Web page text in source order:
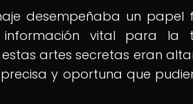
desempeñaba un papel
vital para la
artes secretas eran
y oportuna que